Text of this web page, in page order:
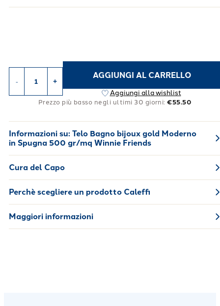
- +
AGGIUNGI AL CARRELLO
Aggiungi alla wishlist
Prezzo più basso negli ultimi 30 giorni: €55.50
Informazioni su: Telo Bagno bijoux gold Moderno
in Spugna 500 gr/mq Winnie Friends
Cura del Capo
Perchè scegliere un prodotto Caleffi
Maggiori informazioni